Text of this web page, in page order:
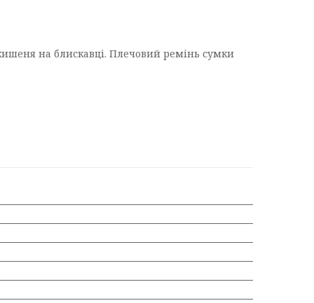
на блискавці. Плечовий ремінь сумки